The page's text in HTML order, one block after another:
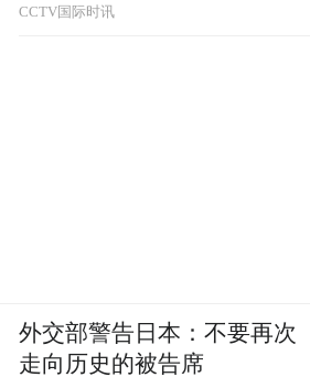
CCTV国际时讯
外交部警告日本：不要再次
走向历史的被告席